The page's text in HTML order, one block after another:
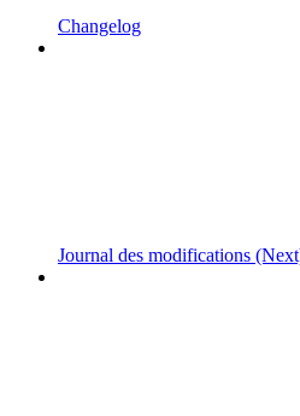
Changelog
Journal des modifications